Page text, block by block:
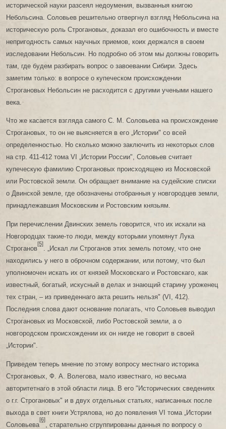
исторической науки разсеял недоумения, вызванныя книгою
Небольсина. Соловьев решительно отвергнул взгляд Небольсина на
историческую роль Строгановых, доказал его ошибочность и вместе
непригодность самых научных приемов, коих держался в своем
изследовании Небольсин. Но подробно об этом мы должны говорить
там, где будем разбирать вопрос о завоевании Сибири. Здесь
заметим только: в вопросе о купеческом происхождении
Строгановых Небольсин не расходится с другими учеными нашего
века.
Что же касается взгляда самого С. М. Соловьева на происхождение
Строгановых, то он не выясняется в его „Истории" со всей
определенностью. Но сколько можно заключить из некоторых слов
на стр. 411-412 тома VI „Истории России", Соловьев считает
купеческую фамилию Строгановых происходящею из Московской
или Ростовской земли. Он обращает внимание на судейские списки
о Двинской земле, где обозначены отобранныя у новгородцев земли,
принадлежавшия Московским и Ростовским князьям.
При перечислении Двинских земель говорится, что их искали на
Новгородцах такие-то люди, между которыми упомянут Лука
Строганов
[5]
. „Искал ли Строганов этих земель потому, что оне
находились у него в оброчном содержании, или потому, что был
уполномочен искать их от князей Московскаго и Ростовскаго, как
известный, богатый, искусный в делах и знающий старину уроженец
тех стран, – из приведеннаго акта решить нельзя" (VI, 412).
Последния слова дают основание полагать, что Соловьев выводил
Строгановых из Московской, либо Ростовской земли, а о
новгородском происхождении их он нигде не говорит в своей
„Истории".
Приведем теперь мнение по этому вопросу местнаго историка
Строгановых, Ф. А. Волегова, мало известнаго, но весьма
авторитетнаго в этой области лица. В его "Исторических сведениях
о г.г. Строгановых" и в двух отдельных статьях, написанных после
выхода в свет книги Устрялова, но до появления VI тома „Истории
Соловьева
[6]
, старательно сгруппированы данныя по вопросу о